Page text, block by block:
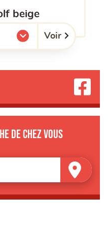
beige
Voir
de chez vous